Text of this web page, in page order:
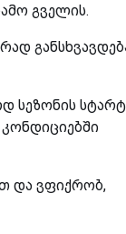
გველის.
სეზონის
და ვფიქრობ,